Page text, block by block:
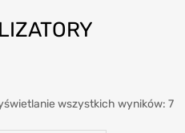
wszystkich wyników: 7